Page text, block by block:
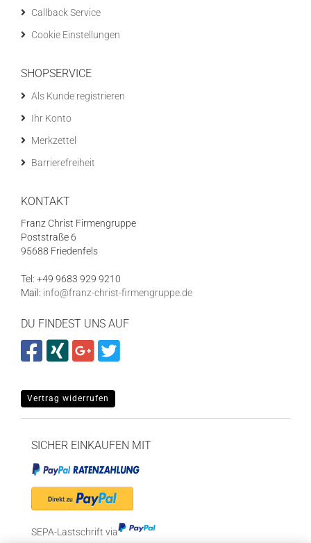
Callback Service
Cookie Einstellungen
SHOPSERVICE
Als Kunde registrieren
Ihr Konto
Merkzettel
Barrierefreiheit
KONTAKT
Franz Christ Firmengruppe
Poststraße 6
95688 Friedenfels
Tel: +49 9683 929 9210
Mail: info@franz-christ-firmengruppe.de
DU FINDEST UNS AUF
Vertrag widerrufen
SICHER EINKAUFEN MIT
SEPA-Lastschrift via